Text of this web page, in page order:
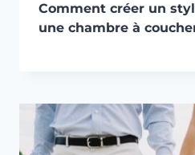
Comment créer un
une chambre à